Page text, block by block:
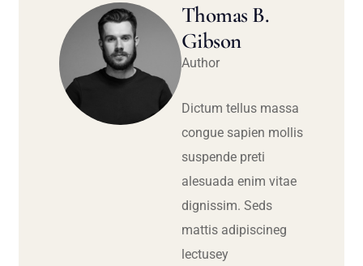
Thomas B.
Gibson
Author
Dictum tellus massa
congue sapien mollis
suspende preti
alesuada enim vitae
dignissim. Seds
mattis adipiscineg
lectusey